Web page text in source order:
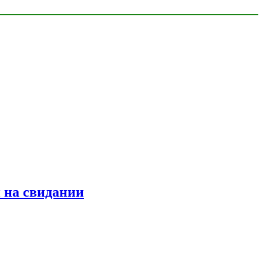
свидании